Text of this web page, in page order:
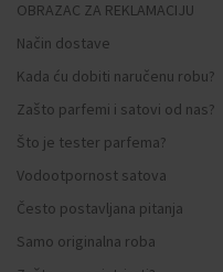
OBRAZAC ZA REKLAMACIJU
Način dostave
Kada ću dobiti naručenu robu?
Zašto parfemi i satovi od nas?
Što je tester parfema?
Vodootpornost satova
Često postavljana pitanja
Samo originalna roba